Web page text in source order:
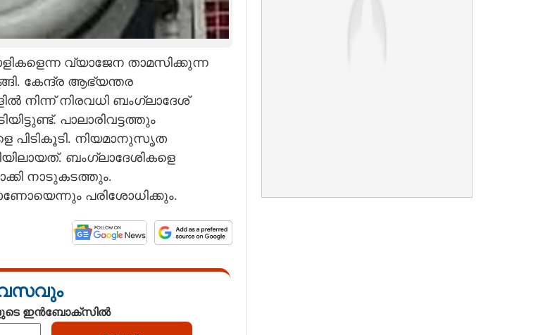
വ്യാജേന താമസിക്കുന്ന
കേന്ദ്ര ആഭ്യന്തര
നിന്ന് നിരവധി ബംഗ്ലാദേശ്
പാലാരിവട്ടത്തും
പിടികൂടി. നിയമാനുസൃത
ബംഗ്ലാദേശികളെ
നാടുകടത്തും.
പരിശോധിക്കും.
ഇൻബോക്സിൽ